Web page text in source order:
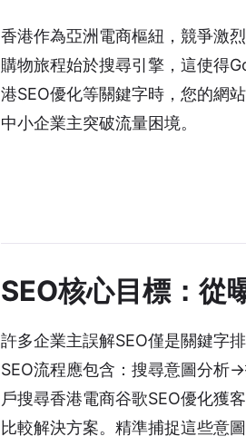
香港作為亞洲電商樞紐，競爭激
購物旅程始於搜尋引擎，這使得
港SEO優化等關鍵字時，您的網
中小企業主突破流量困境。
SEO核心目標：從
許多企業主誤解SEO僅是關鍵字
SEO流程應包含：搜尋意圖分析
戶搜尋香港電商谷歌SEO優化獲
比較解決方案。精準捕捉這些意